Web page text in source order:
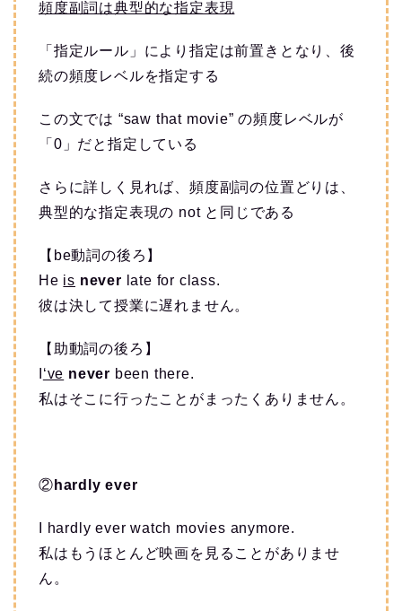
頻度副詞は典型的な指定表現
「指定ルール」により指定は前置きとなり、後
続の頻度レベルを指定する
この文では “saw that movie” の頻度レベルが
「0」だと指定している
さらに詳しく見れば、頻度副詞の位置どりは、
典型的な指定表現の not と同じである
【be動詞の後ろ】
He is never late for class.
彼は決して授業に遅れません。
【助動詞の後ろ】
‘ve never been there.
私はそこに行ったことがまったくありません。
② hardly ever
I hardly ever watch movies anymore.
私はもうほとんど映画を見ることがありませ
ん。